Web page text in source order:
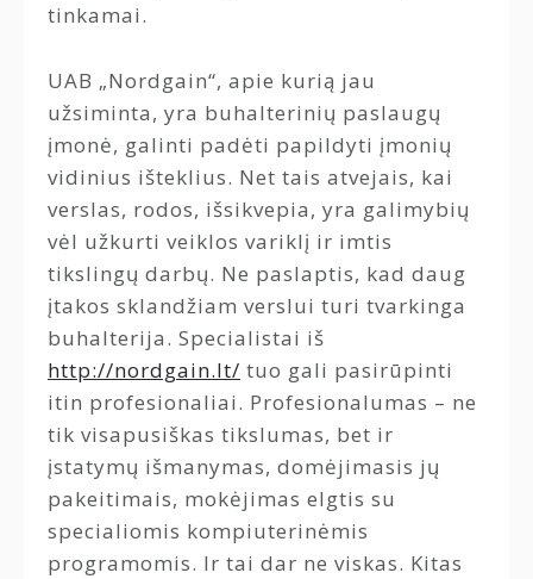
tinkamai.
UAB „Nordgain“, apie kurią jau
užsiminta, yra buhalterinių paslaugų
įmonė, galinti padėti papildyti įmonių
vidinius išteklius. Net tais atvejais, kai
verslas, rodos, išsikvepia, yra galimybių
vėl užkurti veiklos variklį ir imtis
tikslingų darbų. Ne paslaptis, kad daug
įtakos sklandžiam verslui turi tvarkinga
buhalterija. Specialistai iš
http://nordgain.lt/ tuo gali pasirūpinti
itin profesionaliai. Profesionalumas – ne
tik visapusiškas tikslumas, bet ir
įstatymų išmanymas, domėjimasis jų
pakeitimais, mokėjimas elgtis su
specialiomis kompiuterinėmis
programomis. Ir tai dar ne viskas. Kitas